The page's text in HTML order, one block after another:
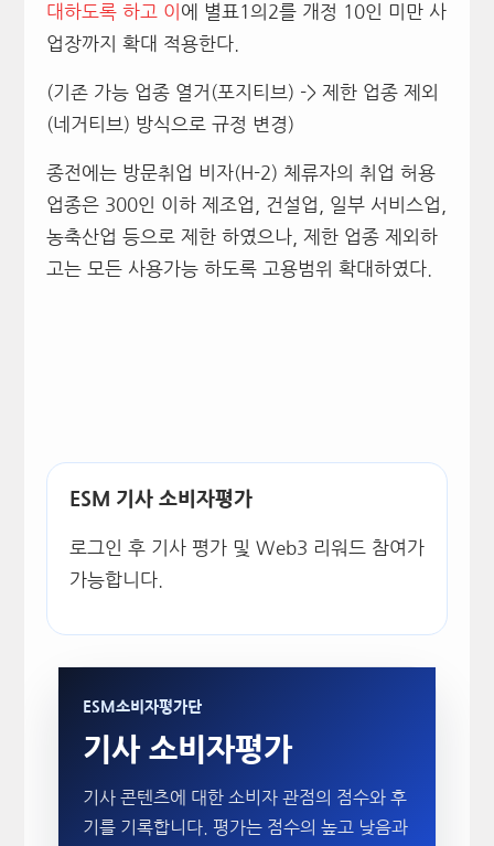
대하도록 하고 이 에 별표1의2를 개정 10인 미만 사
업장까지 확대 적용한다.
(기존 가능 업종 열거(포지티브) -> 제한 업종 제외
(네거티브) 방식으로 규정 변경)
종전에는 방문취업 비자(H-2) 체류자의 취업 허용
업종은 300인 이하 제조업, 건설업, 일부 서비스업,
농축산업 등으로 제한 하였으나, 제한 업종 제외하
고는 모든 사용가능 하도록 고용범위 확대하였다.
ESM 기사 소비자평가
로그인 후 기사 평가 및 Web3 리워드 참여가
가능합니다.
ESM소비자평가단
기사 소비자평가
기사 콘텐츠에 대한 소비자 관점의 점수와 후
기를 기록합니다. 평가는 점수의 높고 낮음과